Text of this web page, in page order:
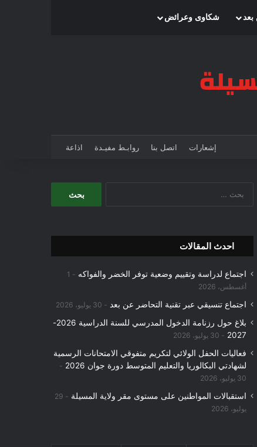
بعد شكاوى وعرائض
إشعارات اتصل بنا روابـط مفيـدة اذاعة
ث
:
احدث المقالات
اجتماع لدراسة وتقييم وضعية توفر الخضر والفواكه
1
أغسطس، 2026
اجتماع تنسيقي عبر تقنية التحاضر عن بعد 30 يوليو، 2026
بلاغ حول رزنامة الدخول المدرسي للسنة الدراسية 2026-
2027
30 يوليو، 2026
فعاليات الحفل الولائي لتكريم متفوقي الامتحانات الرسمية
لشهادتي البكالوريا والتعليم المتوسط دورة جوان 2026
30 يوليو، 2026
استقبالات المواطنين على مستوى مقر ولاية المسيلة
29
يوليو، 2026